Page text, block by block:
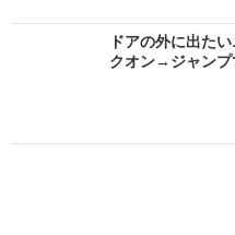
ドアの外に出た
クオン→ジャンプ